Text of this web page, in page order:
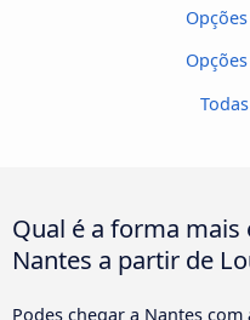
Qual é a forma
Nantes a partir de
Podes chegar a Nantes